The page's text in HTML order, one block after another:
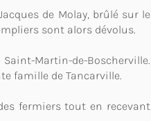
de Molay, brûlé sur le
sont alors dévolus.
Saint-Martin-de-Boscherville.
famille de Tancarville.
fermiers tout en recevant